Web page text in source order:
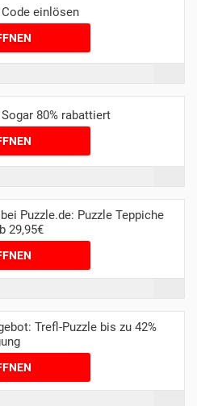
Code einlösen
80% rabattiert
Puzzle.de: Puzzle Teppiche
29,95€
Trefl-Puzzle bis zu 42%